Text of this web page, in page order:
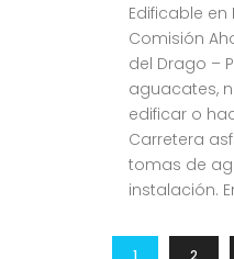
Edificable en
Comisión
del Drago –
aguacates,
edificar o
Carretera
tomas de
instalación.
1 2